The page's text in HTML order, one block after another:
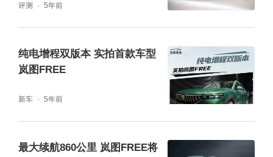
值得一提的是，岚图FREE超长续航纯电版搭
评测 5年前
纯电增程双版本 实拍首款车型
岚图FREE
新车 5年前
最大续航860公里 岚图FREE将